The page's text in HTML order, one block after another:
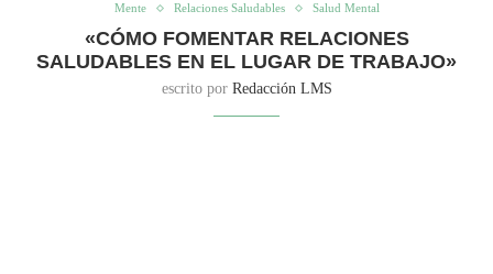
Mente Relaciones Saludables Salud Mental
«CÓMO FOMENTAR RELACIONES
SALUDABLES EN EL LUGAR DE TRABAJO»
escrito por Redacción LMS